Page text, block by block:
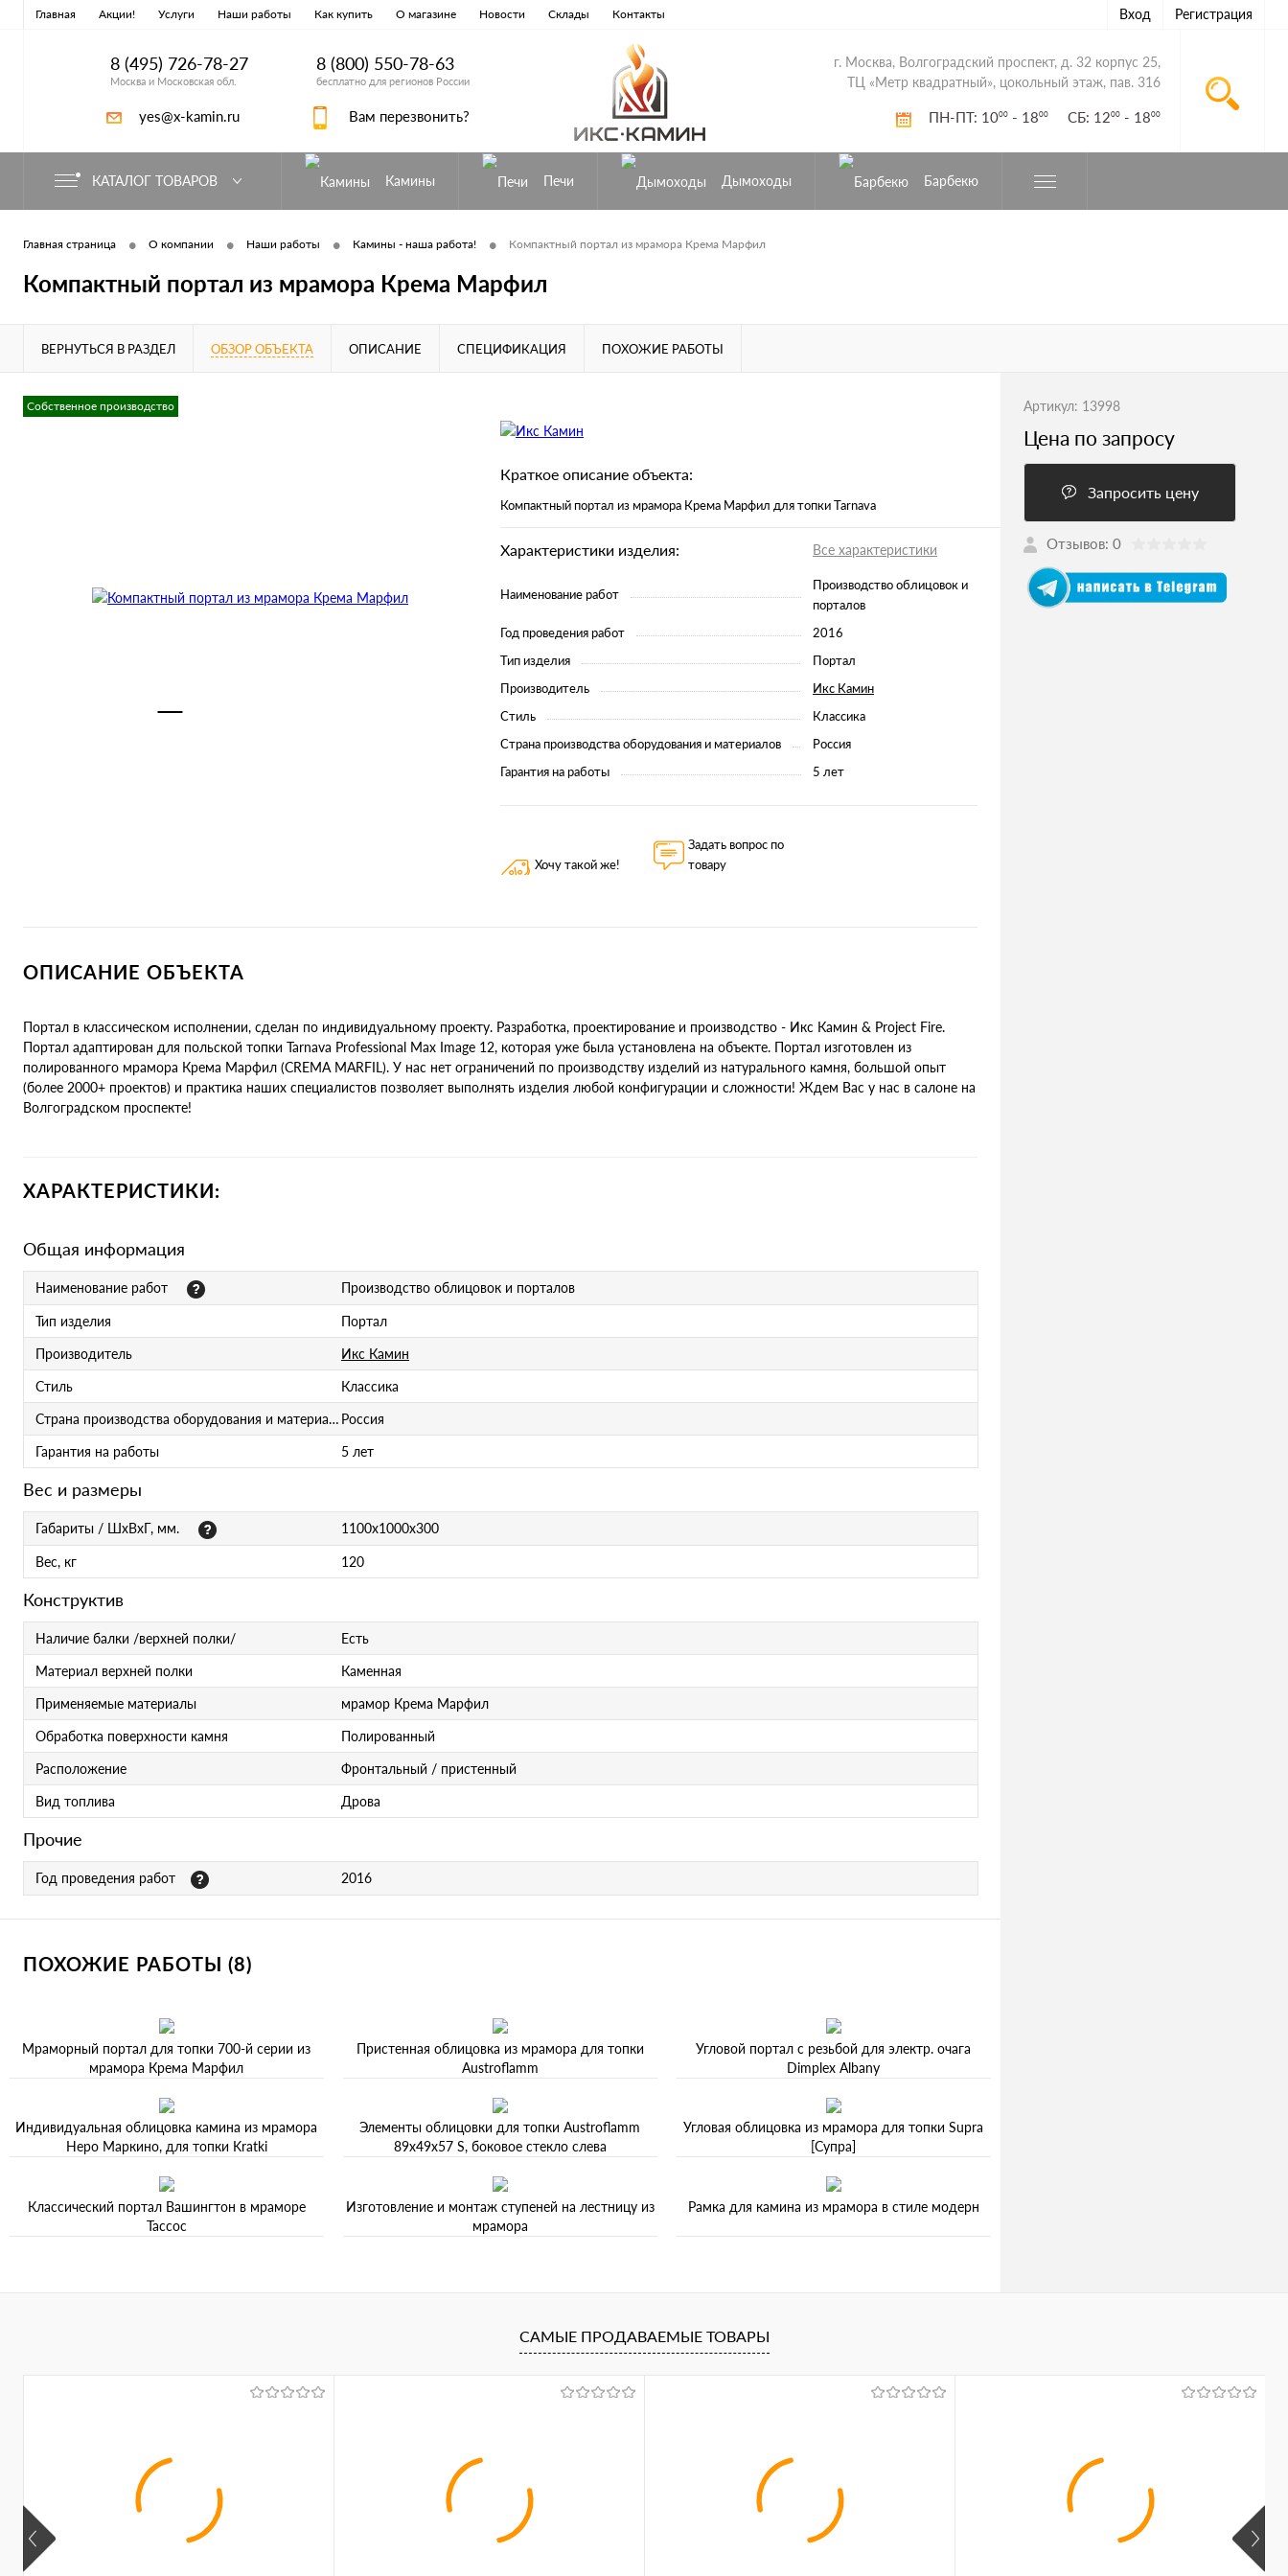
Главная Акции! Услуги Наши работы Как купить О магазине Новости Склады Контакты Вход Регистрация
8 (495) 726-78-27
Москва и Московская обл.
yes@x-kamin.ru
8 (800) 550-78-63
бесплатно для регионов России
Вам перезвонить?
г. Москва, Волгоградский проспект, д. 32 корпус 25,
ТЦ «Метр квадратный», цокольный этаж, пав. 316
ПН-ПТ: 1000 - 1800 СБ: 1200 - 1800
КАТАЛОГ ТОВАРОВ Камины Печи Дымоходы Барбекю
Главная страница • О компании • Наши работы • Камины - наша работа! • Компактный портал из мрамора Крема Марфил
Компактный портал из мрамора Крема Марфил
ВЕРНУТЬСЯ В РАЗДЕЛ ОБЗОР ОБЪЕКТА ОПИСАНИЕ СПЕЦИФИКАЦИЯ ПОХОЖИЕ РАБОТЫ
Собственное производство
Краткое описание объекта:
Компактный портал из мрамора Крема Марфил для топки Tarnava
Характеристики изделия: Все характеристики
Наименование работ
Производство облицовок и
порталов
Год проведения работ
2016
Тип изделия
Портал
Производитель
Икс Камин
Стиль
Классика
Страна производства оборудования и материалов
Россия
Гарантия на работы
5 лет
Хочу такой же!
Задать вопрос по
товару
ОПИСАНИЕ ОБЪЕКТА
Портал в классическом исполнении, сделан по индивидуальному проекту. Разработка, проектирование и производство - Икс Камин & Project Fire.
Портал адаптирован для польской топки Tarnava Professional Max Image 12, которая уже была установлена на объекте. Портал изготовлен из
полированного мрамора Крема Марфил (CREMA MARFIL). У нас нет ограничений по производству изделий из натурального камня, большой опыт
(более 2000+ проектов) и практика наших специалистов позволяет выполнять изделия любой конфигурации и сложности! Ждем Вас у нас в салоне на
Волгоградском проспекте!
ХАРАКТЕРИСТИКИ:
Общая информация
Наименование работ Производство облицовок и порталов
Тип изделия
Портал
Производитель
Икс Камин
Стиль
Классика
Страна производства оборудования и материалов Россия
Гарантия на работы
5 лет
Вес и размеры
Габариты / ШхВхГ, мм. 1100х1000х300
Вес, кг 120
Конструктив
Наличие балки /верхней полки/
Есть
Материал верхней полки
Каменная
Применяемые материалы
мрамор Крема Марфил
Обработка поверхности камня
Полированный
Расположение
Фронтальный / пристенный
Вид топлива
Дрова
Прочие
Год проведения работ 2016
ПОХОЖИЕ РАБОТЫ (8)
Мраморный портал для топки 700-й серии из
мрамора Крема Марфил
Пристенная облицовка из мрамора для топки
Austroflamm
Угловой портал с резьбой для электр. очага
Dimplex Albany
Индивидуальная облицовка камина из мрамора
Неро Маркино, для топки Kratki
Элементы облицовки для топки Austroflamm
89x49x57 S, боковое стекло слева
Угловая облицовка из мрамора для топки Supra
[Супра]
Классический портал Вашингтон в мраморе
Тассос
Изготовление и монтаж ступеней на лестницу из
мрамора
Рамка для камина из мрамора в стиле модерн
Артикул: 13998
Цена по запросу
Запросить цену
Отзывов: 0
САМЫЕ ПРОДАВАЕМЫЕ ТОВАРЫ